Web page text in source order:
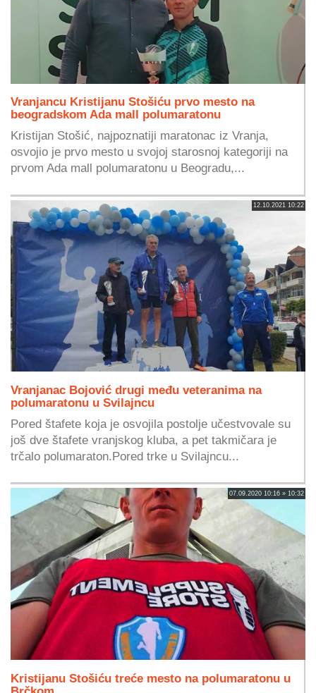
Vranjancu Kristijanu Stošiću prvo mesto na
beogradskom Ada mall polumaratonu
Kristijan Stošić, najpoznatiji maratonac iz Vranja,
osvojio je prvo mesto u svojoj starosnoj kategoriji na
prvom Ada mall polumaratonu u Beogradu,...
12.10.2021 10:22
Vranjanac Bojović drugi među veteranima na
polumaratonu u Svilajncu
Pored štafete koja je osvojila postolje učestvovale su
još dve štafete vranjskog kluba, a pet takmičara je
trčalo polumaraton.Pored trke u Svilajncu...
07.09.2020 10:16 » 10:32
Kristijanu Stošiću treće mesto na polumaratonu u